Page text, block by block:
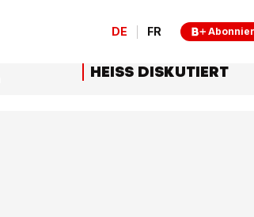
DE FR
HEISS DISKUTIERT